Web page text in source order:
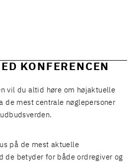
KONFERENCEN
vil du altid høre om højaktuelle
de mest centrale nøglepersoner
på de mest aktuelle
de betyder for både ordregiver og